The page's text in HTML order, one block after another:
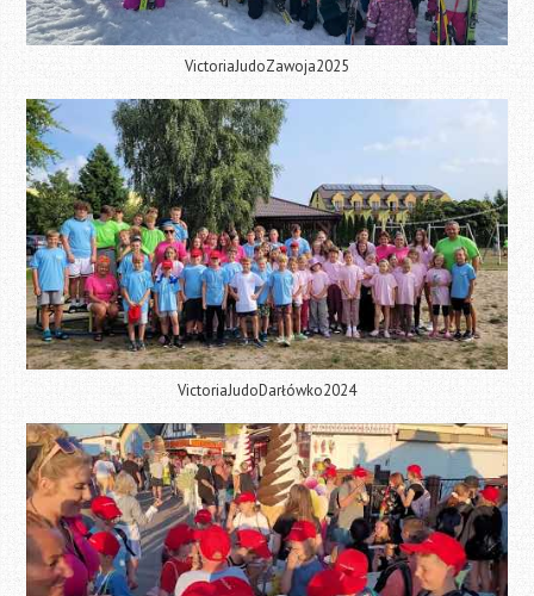
VictoriaJudoZawoja2025
VictoriaJudoDarłówko2024